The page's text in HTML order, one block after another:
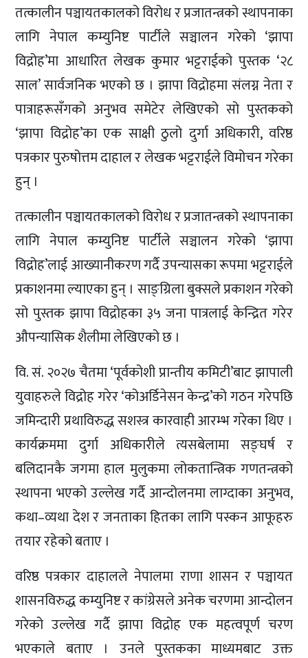
तत्कालीन पञ्चायतकालको विरोध र प्रजातन्त्रको स्थापनाका
लागि नेपाल कम्युनिष्ट पार्टीले सञ्चालन गरेको ‘झापा
विद्रोह’मा आधारित लेखक कुमार भट्टराईको पुस्तक ‘२८
साल’ सार्वजनिक भएको छ । झापा विद्रोहमा संलग्न नेता र
पात्राहरूसँगको अनुभव समेटेर लेखिएको सो पुस्तकको
‘झापा विद्रोह’का एक साक्षी ठुलो दुर्गा अधिकारी, वरिष्ठ
पत्रकार पुरुषोत्तम दाहाल र लेखक भट्टराईले विमोचन गरेका
हुन् ।
तत्कालीन पञ्चायतकालको विरोध र प्रजातन्त्रको स्थापनाका
लागि नेपाल कम्युनिष्ट पार्टीले सञ्चालन गरेको ‘झापा
विद्रोह’लाई आख्यानीकरण गर्दै उपन्यासका रूपमा भट्टराईले
प्रकाशनमा ल्याएका हुन् । साङ्ग्रिला बुक्सले प्रकाशन गरेको
सो पुस्तक झापा विद्रोहका ३५ जना पात्रलाई केन्द्रित गरेर
औपन्यासिक शैलीमा लेखिएको छ ।
वि. सं. २०२७ चैतमा ‘पूर्वकोशी प्रान्तीय कमिटी’बाट झापाली
युवाहरुले विद्रोह गरेर ‘कोअर्डिनेसन केन्द्र’को गठन गरेपछि
जमिन्दारी प्रथाविरुद्ध सशस्त्र कारवाही आरम्भ गरेका थिए ।
कार्यक्रममा दुर्गा अधिकारीले त्यसबेलामा सङ्घर्ष र
बलिदानकै जगमा हाल मुलुकमा लोकतान्त्रिक गणतन्त्रको
स्थापना भएको उल्लेख गर्दै आन्दोलनमा लाग्दाका अनुभव,
कथा–व्यथा देश र जनताका हितका लागि पस्कन आफूहरु
तयार रहेको बताए ।
वरिष्ठ पत्रकार दाहालले नेपालमा राणा शासन र पञ्चायत
शासनविरुद्ध कम्युनिष्ट र कांग्रेसले अनेक चरणमा आन्दोलन
गरेको उल्लेख गर्दै झापा विद्रोह एक महत्वपूर्ण चरण
भएकाले बताए । उनले पुस्तकका माध्यमबाट उक्त